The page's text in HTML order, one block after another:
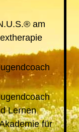
am
Lernen
für